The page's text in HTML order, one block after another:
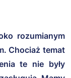
rozumianym
Chociaż temat
te nie były